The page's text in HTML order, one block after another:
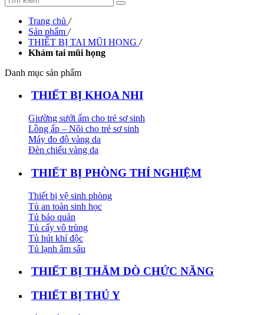
Trang chủ /
Sản phẩm /
THIẾT BỊ TAI MŨI HỌNG /
Khám tai mũi họng
Danh mục sản phẩm
THIẾT BỊ KHOA NHI
Giường sưởi ấm cho trẻ sơ sinh
Lồng ấp – Nôi cho trẻ sơ sinh
Máy đo độ vàng da
Đèn chiếu vàng da
THIẾT BỊ PHÒNG THÍ NGHIỆM
Thiết bị vệ sinh phòng
Tủ an toàn sinh học
Tủ bảo quản
Tủ cấy vô trùng
Tủ hút khí độc
Tủ lạnh âm sâu
THIẾT BỊ THĂM DÒ CHỨC NĂNG
THIẾT BỊ THÚ Y